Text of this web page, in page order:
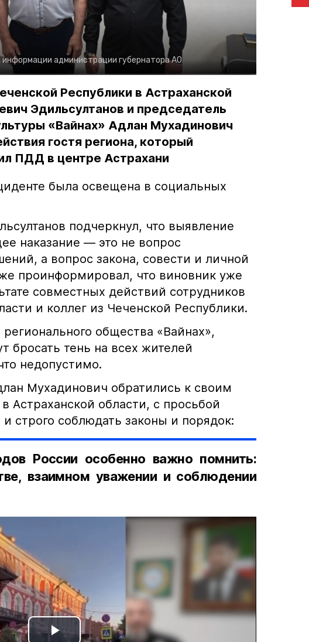
администрации губернатора АО
Республики в Астраханской
Эдильсултанов и председатель
«Вайнах» Адлан Мухадинович
гостя региона, который
ПДД в центре Астрахани
была освещена в социальных
подчеркнул, что выявление
наказание — это не вопрос
а вопрос закона, совести и личной
проинформировал, что виновник уже
совместных действий сотрудников
и коллег из Чеченской Республики.
общества «Вайнах»,
бросать тень на всех жителей
недопустимо.
Мухадинович обратились к своим
Астраханской области, с просьбой
строго соблюдать законы и порядок:
России особенно важно помнить:
взаимном уважении и соблюдении